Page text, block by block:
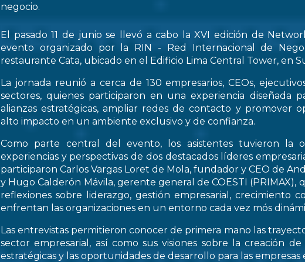
negocio.
El pasado 11 de junio se llevó a cabo la XVI edición de
evento organizado por la RIN - Red Internacional de
restaurante Cata, ubicado en el Edificio Lima Central Tower, en
La jornada reunió a cerca de 130 empresarios, CEOs,
sectores, quienes participaron en una experiencia diseñada
alianzas estratégicas, ampliar redes de contacto y promover
alto impacto en un ambiente exclusivo y de confianza.
Como parte central del evento, los asistentes tuvieron la
experiencias y perspectivas de dos destacados líderes
participaron Carlos Vargas Loret de Mola, fundador y CEO de
y Hugo Calderón Mávila, gerente general de COESTI (PRIMAX),
reflexiones sobre liderazgo, gestión empresarial, crecimiento
enfrentan las organizaciones en un entorno cada vez mós
Las entrevistas permitieron conocer de primera mano las
sector empresarial, así como sus visiones sobre la creación
estratégicas y las oportunidades de desarrollo para las empresas